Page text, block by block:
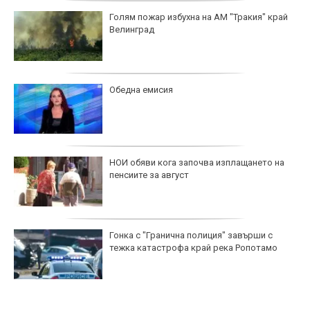
Голям пожар избухна на АМ "Тракия" край
Велинград
Обедна емисия
НОИ обяви кога започва изплащането на
пенсиите за август
Гонка с "Гранична полиция" завърши с
тежка катастрофа край река Ропотамо